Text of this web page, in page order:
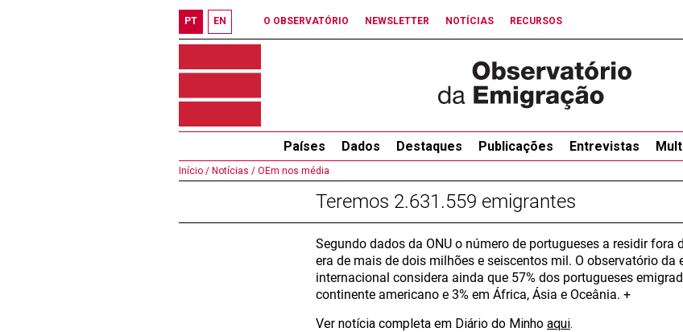
PT EN O OBSERVATÓRIO NEWSLETTER NOTÍCIAS RECURSOS
Países Dados Destaques Publicações Entrevistas
Início / Notícias / OEm nos média
Teremos 2.631.559 emigrantes
Segundo dados da ONU o número de portugueses a residir fora
era de mais de dois milhões e seiscentos mil. O observatório
internacional considera ainda que 57% dos portugueses
continente americano e 3% em África, Ásia e Oceânia. +
Ver notícia completa em Diário do Minho aqui.